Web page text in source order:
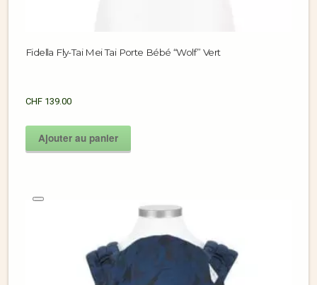
Fidella Fly-Tai Mei Tai Porte Bébé “Wolf” Vert
CHF 139.00
Ajouter au panier